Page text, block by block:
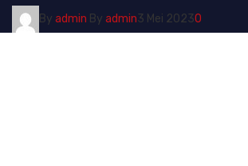
By admin By admin3 Mei 20230